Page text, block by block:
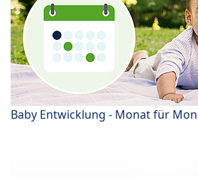
Baby Entwicklung - Monat für